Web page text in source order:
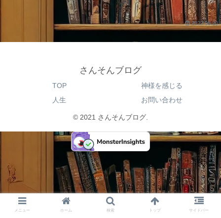
2022.08.20
さんそんブログ
TOP
神様を感じる
人生
お問い合わせ
© 2021 さんそんブログ.
メニュー ホーム 検索 トップ サイドバー